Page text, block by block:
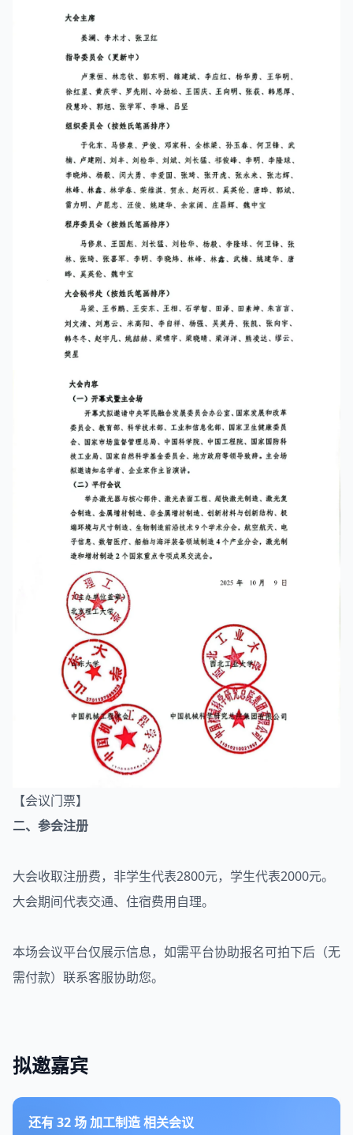
【会议门票】
二、参会注册
大会收取注册费，非学生代表2800元，学生代表2000元。
大会期间代表交通、住宿费用自理。
本场会议平台仅展示信息，如需平台协助报名可拍下后（无
需付款）联系客服协助您。
拟邀嘉宾
还有32场加工制造相关会议